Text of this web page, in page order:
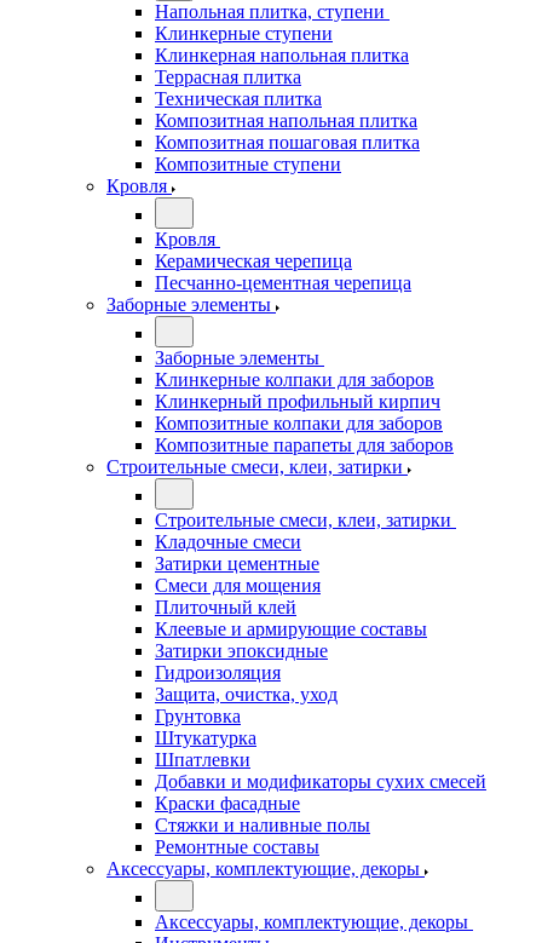
Напольная плитка, ступени
Клинкерные ступени
Клинкерная напольная плитка
Террасная плитка
Техническая плитка
Композитная напольная плитка
Композитная пошаговая плитка
Композитные ступени
Кровля
Кровля
Керамическая черепица
Песчанно-цементная черепица
Заборные элементы
Заборные элементы
Клинкерные колпаки для заборов
Клинкерный профильный кирпич
Композитные колпаки для заборов
Композитные парапеты для заборов
Строительные смеси, клеи, затирки
Строительные смеси, клеи, затирки
Кладочные смеси
Затирки цементные
Смеси для мощения
Плиточный клей
Клеевые и армирующие составы
Затирки эпоксидные
Гидроизоляция
Защита, очистка, уход
Грунтовка
Штукатурка
Шпатлевки
Добавки и модификаторы сухих смесей
Краски фасадные
Стяжки и наливные полы
Ремонтные составы
Аксессуары, комплектующие, декоры
Аксессуары, комплектующие, декоры